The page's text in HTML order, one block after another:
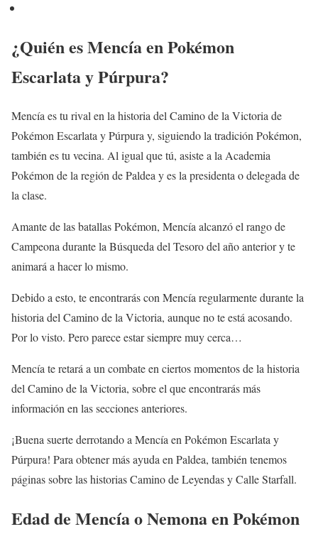
¿Quién es Mencía en Pokémon
Escarlata y Púrpura?
Mencía es tu rival en la historia del Camino de la Victoria de
Pokémon Escarlata y Púrpura y, siguiendo la tradición Pokémon,
también es tu vecina. Al igual que tú, asiste a la Academia
Pokémon de la región de Paldea y es la presidenta o delegada de
la clase.
Amante de las batallas Pokémon, Mencía alcanzó el rango de
Campeona durante la Búsqueda del Tesoro del año anterior y te
animará a hacer lo mismo.
Debido a esto, te encontrarás con Mencía regularmente durante la
historia del Camino de la Victoria, aunque no te está acosando.
Por lo visto. Pero parece estar siempre muy cerca…
Mencía te retará a un combate en ciertos momentos de la historia
del Camino de la Victoria, sobre el que encontrarás más
información en las secciones anteriores.
¡Buena suerte derrotando a Mencía en Pokémon Escarlata y
Púrpura! Para obtener más ayuda en Paldea, también tenemos
páginas sobre las historias Camino de Leyendas y Calle Starfall.
Edad de Mencía o Nemona en Pokémon